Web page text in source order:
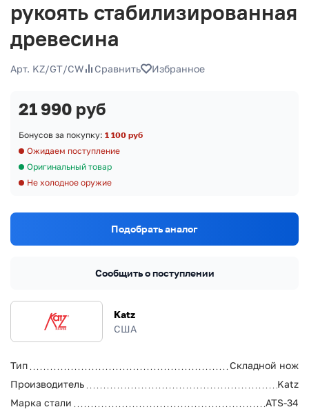
рукоять стабилизированная
древесина
Арт. KZ/GT/CW Сравнить Избранное
Katz
США
Тип
Складной нож
Производитель
Katz
Марка стали
ATS-34
21 990 руб
Бонусов за покупку: 1 100 руб
Ожидаем поступление
Оригинальный товар
Не холодное оружие
Подобрать аналог
Сообщить о поступлении